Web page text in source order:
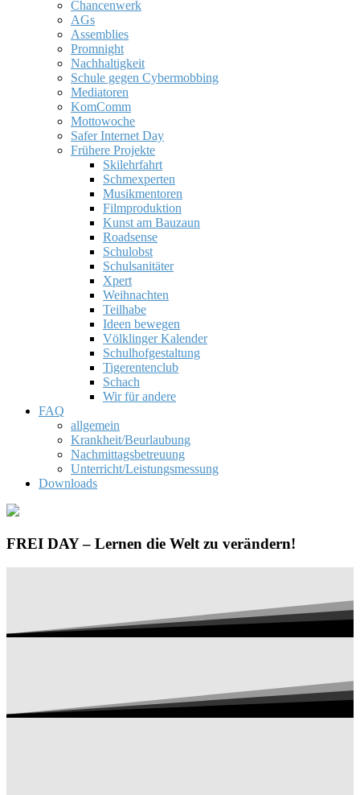
Chancenwerk
AGs
Assemblies
Promnight
Nachhaltigkeit
Schule gegen Cybermobbing
Mediatoren
KomComm
Mottowoche
Safer Internet Day
Frühere Projekte
Skilehrfahrt
Schmexperten
Musikmentoren
Filmproduktion
Kunst am Bauzaun
Roadsense
Schulobst
Schulsanitäter
Xpert
Weihnachten
Teilhabe
Ideen bewegen
Völklinger Kalender
Schulhofgestaltung
Tigerentenclub
Schach
Wir für andere
FAQ
allgemein
Krankheit/Beurlaubung
Nachmittagsbetreuung
Unterricht/Leistungsmessung
Downloads
FREI DAY – Lernen die Welt zu verändern!